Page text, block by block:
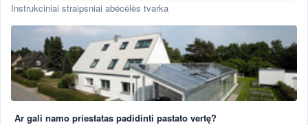
Instrukciniai straipsniai abėcėlės tvarka
Ar gali namo priestatas padidinti pastato vertę?